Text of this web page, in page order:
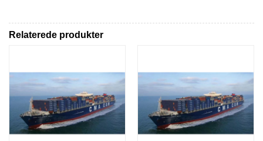
Relaterede produkter